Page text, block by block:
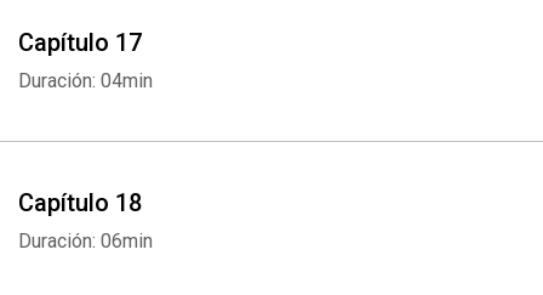
Capítulo 17
Duración: 04min
Capítulo 18
Duración: 06min